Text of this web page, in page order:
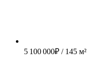
5 100 000₽ / 145 м²